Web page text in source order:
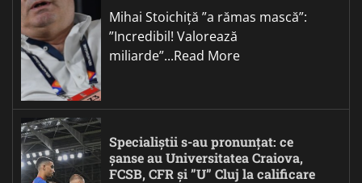
Mihai Stoichiță ”a rămas mască”:
”Incredibil! Valorează
miliarde”...Read More
Specialiștii s-au pronunțat: ce
șanse au Universitatea Craiova,
FCSB, CFR și ”U” Cluj la calificare